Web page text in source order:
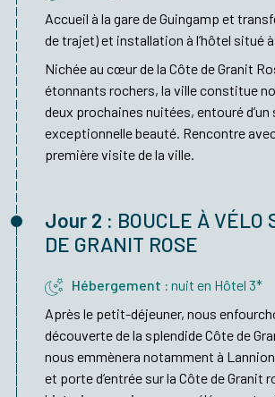
Accueil à la gare de Guingamp et
de trajet) et installation à l’hôtel situé
Nichée au cœur de la Côte de Granit
étonnants rochers, la ville constitue
deux prochaines nuitées, entouré d’un
exceptionnelle beauté. Rencontre
première visite de la ville.
Jour 2 : BOUCLE À VÉLO
DE GRANIT ROSE
Hébergement : nuit en Hôtel 3*
Après le petit-déjeuner, nous
découverte de la splendide Côte de
nous emmènera notamment à
et porte d’entrée sur la Côte de Granit